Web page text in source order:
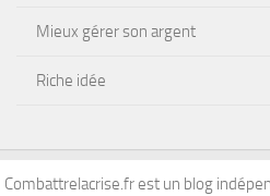
Mieux gérer son argent
Riche idée
Combattrelacrise.fr est un blog